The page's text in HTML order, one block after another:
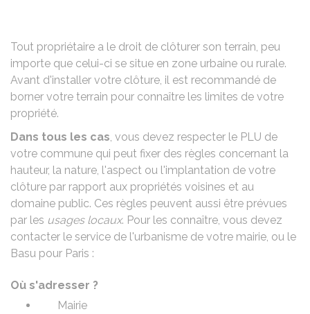
Tout propriétaire a le droit de clôturer son terrain, peu
importe que celui-ci se situe en zone urbaine ou rurale.
Avant d'installer votre clôture, il est recommandé de
borner votre terrain pour connaître les limites de votre
propriété.
Dans tous les cas, vous devez respecter le PLU de
votre commune qui peut fixer des règles concernant la
hauteur, la nature, l'aspect ou l'implantation de votre
clôture par rapport aux propriétés voisines et au
domaine public. Ces règles peuvent aussi être prévues
par les usages locaux. Pour les connaître, vous devez
contacter le service de l'urbanisme de votre mairie, ou le
Basu pour Paris :
Où s'adresser ?
Mairie